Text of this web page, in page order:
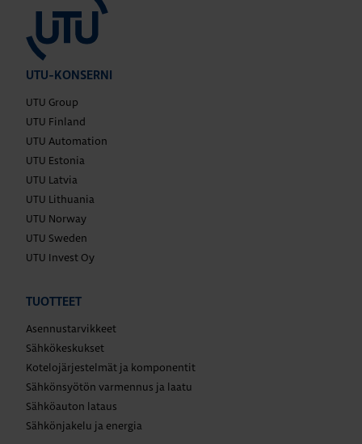
UTU-KONSERNI
UTU Group
UTU Finland
UTU Automation
UTU Estonia
UTU Latvia
UTU Lithuania
UTU Norway
UTU Sweden
UTU Invest Oy
TUOTTEET
Asennustarvikkeet
Sähkökeskukset
Kotelojärjestelmät ja komponentit
Sähkönsyötön varmennus ja laatu
Sähköauton lataus
Sähkönjakelu ja energia